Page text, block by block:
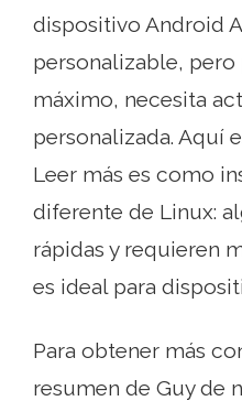
dispositivo Android
personalizable, pero
máximo, necesita
personalizada. Aquí
Leer más es como
diferente de Linux:
rápidas y requieren
es ideal para
Para obtener más
resumen de Guy de